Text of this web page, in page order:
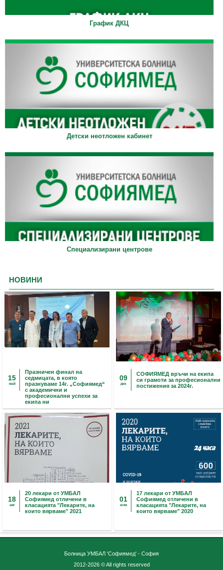
График ДКЦ
Детски неотложен кабинет
Специализирани центрове
НОВИНИ
15
май
Празничен финал на
седмицата, в която
празнуваме 14г. „Софиямед“
с академични и
професионални успехи за
екипа ни
09
дек
СОФИЯМЕД връчи на екипа
си грамоти за професионални
постижения за 2024г.
18
авг
20 лекари от УМБАЛ
Софиямед отличени в
класацията "Лекарите, на
които вярваме" 2021
01
юли
17 лекари от УМБАЛ
Софиямед отличени в
класацията "Лекарите, на
които вярваме" 2020
Болница УМБАЛ 'Софиямед' - София
2012-2026 © All rights reserved